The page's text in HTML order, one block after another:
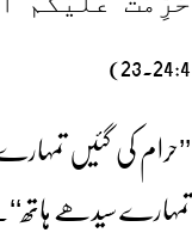
24:4۔23)
’’حرام کی گئیں
تمہارے سیدھے